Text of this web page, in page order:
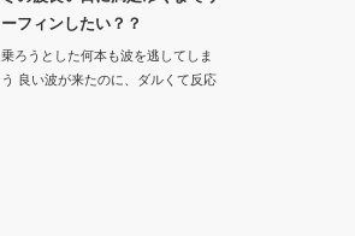
ーフィンしたい？？
乗ろうとした何本も波を逃してしま
う 良い波が来たのに、ダルくて反応